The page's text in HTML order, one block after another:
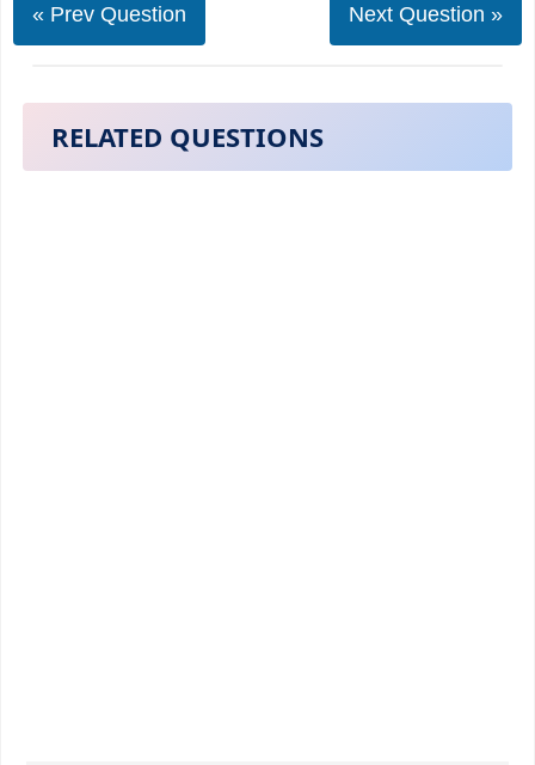
« Prev Question Next Question »
RELATED QUESTIONS